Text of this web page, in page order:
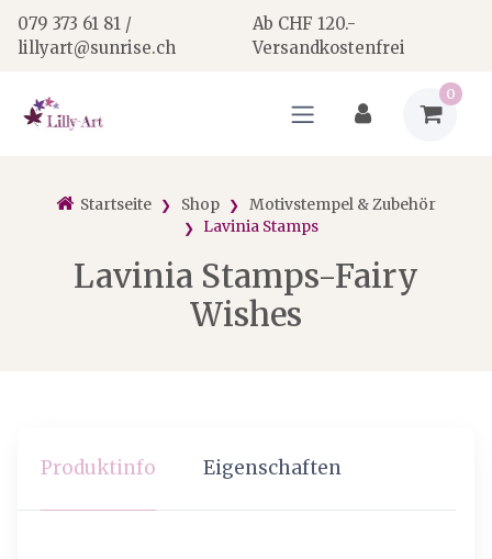
079 373 61 81 /
lillyart@sunrise.ch
Ab CHF 120.-
Versandkostenfrei
0
Startseite Shop
Motivstempel & Zubehör
Lavinia Stamps
Lavinia Stamps-Fairy
Wishes
Produktinfo Eigenschaften